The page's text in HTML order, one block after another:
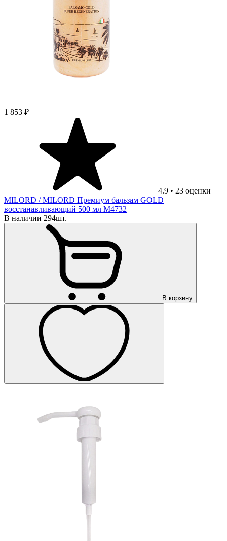
1 853 ₽
4.9 • 23 оценки
MILORD / MILORD Премиум бальзам GOLD
восстанавливающий 500 мл М4732
В наличии 294шт.
В корзину